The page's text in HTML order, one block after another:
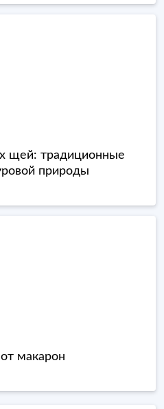
щей: традиционные
природы
макарон